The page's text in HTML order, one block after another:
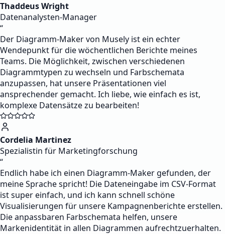
Thaddeus Wright
Datenanalysten-Manager
“
Der Diagramm-Maker von Musely ist ein echter
Wendepunkt für die wöchentlichen Berichte meines
Teams. Die Möglichkeit, zwischen verschiedenen
Diagrammtypen zu wechseln und Farbschemata
anzupassen, hat unsere Präsentationen viel
ansprechender gemacht. Ich liebe, wie einfach es ist,
komplexe Datensätze zu bearbeiten!
Cordelia Martinez
Spezialistin für Marketingforschung
“
Endlich habe ich einen Diagramm-Maker gefunden, der
meine Sprache spricht! Die Dateneingabe im CSV-Format
ist super einfach, und ich kann schnell schöne
Visualisierungen für unsere Kampagnenberichte erstellen.
Die anpassbaren Farbschemata helfen, unsere
Markenidentität in allen Diagrammen aufrechtzuerhalten.